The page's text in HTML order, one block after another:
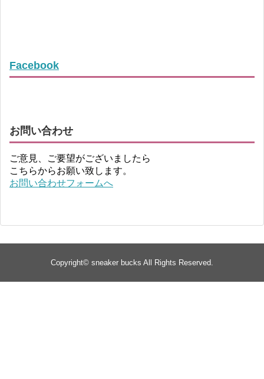
Facebook
お問い合わせ
ご意見、ご要望がございましたら
こちらからお願い致します。
お問い合わせフォームへ
Copyright© sneaker bucks All Rights Reserved.